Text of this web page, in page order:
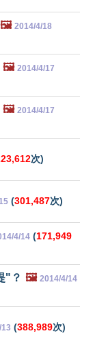
🖼️ 2014/4/18
🖼️ 2014/4/17
🖼️ 2014/4/17
次)
(301,487次)
4/14 (171,949
"？ 🖼️ 2014/4/14
(388,989次)